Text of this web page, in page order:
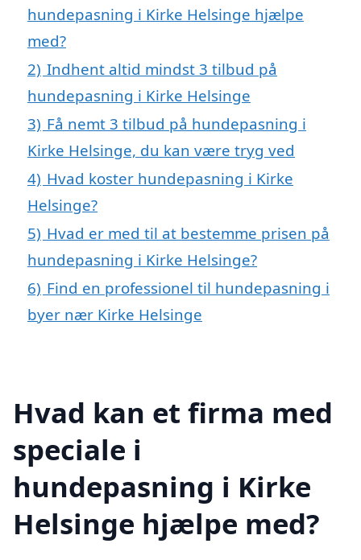
hundepasning i Kirke Helsinge hjælpe
med?
2) Indhent altid mindst 3 tilbud på
hundepasning i Kirke Helsinge
3) Få nemt 3 tilbud på hundepasning i
Kirke Helsinge, du kan være tryg ved
4) Hvad koster hundepasning i Kirke
Helsinge?
5) Hvad er med til at bestemme prisen på
hundepasning i Kirke Helsinge?
6) Find en professionel til hundepasning i
byer nær Kirke Helsinge
Hvad kan et firma med
speciale i
hundepasning i Kirke
Helsinge hjælpe med?